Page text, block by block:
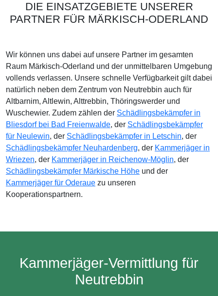
DIE EINSATZGEBIETE UNSERER
PARTNER FÜR MÄRKISCH-ODERLAND
Wir können uns dabei auf unsere Partner im gesamten
Raum Märkisch-Oderland und der unmittelbaren Umgebung
vollends verlassen. Unsere schnelle Verfügbarkeit gilt dabei
natürlich neben dem Zentrum von Neutrebbin auch für
Altbarnim, Altlewin, Alttrebbin, Thöringswerder und
Wuschewier. Zudem zählen der Schädlingsbekämpfer in
Bliesdorf bei Bad Freienwalde, der Schädlingsbekämpfer
für Neulewin, der Schädlingsbekämpfer in Letschin, der
Schädlingsbekämpfer Neuhardenberg, der Kammerjäger in
Wriezen, der Kammerjäger in Reichenow-Möglin, der
Schädlingsbekämpfer Märkische Höhe und der
Kammerjäger für Oderaue zu unseren
Kooperationspartnern.
Kammerjäger-Vermittlung für
Neutrebbin